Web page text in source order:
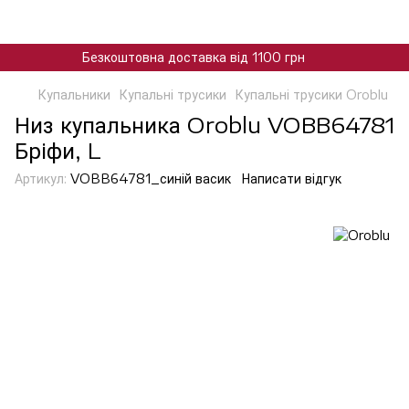
Безкоштовна доставка від 1100 грн
Купальники Купальні трусики Купальні трусики Oroblu
Низ купальника Oroblu VOBB64781
Бріфи, L
Артикул: VOBB64781_синій васик Написати відгук